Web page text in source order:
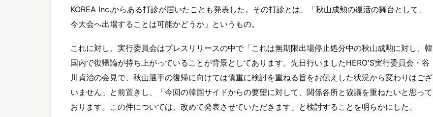
KOREA Inc.からある打診が届いたことも発表した。その打診とは、「秋山成勲の復活の舞台として、
今大会へ出場することは可能かどうか」というもの。
これに対し、実行委員会はプレスリリースの中で「これは無期限出場停止処分中の秋山成勲に対し、韓
国内で復帰論が持ち上がっていることが背景としてあります。先日行いましたHERO'S実行委員会・谷
川貞治の会見で、秋山選手の復帰に向けては慎重に検討を重ねる旨をお伝えした状況から変わりはござ
いません」と前置きし、「今回の韓国サイドからの要望に対して、関係各所と協議を重ねたいと思って
おります。この件については、改めて発表させていただきます」と検討することを明らかにした。